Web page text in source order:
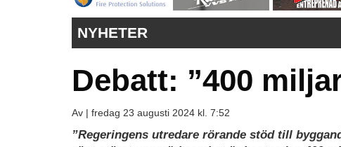
NYHETER
Debatt: ”400
Av | fredag 23 augusti 2024 kl. 7:52
”Regeringens utredare rörande stöd till